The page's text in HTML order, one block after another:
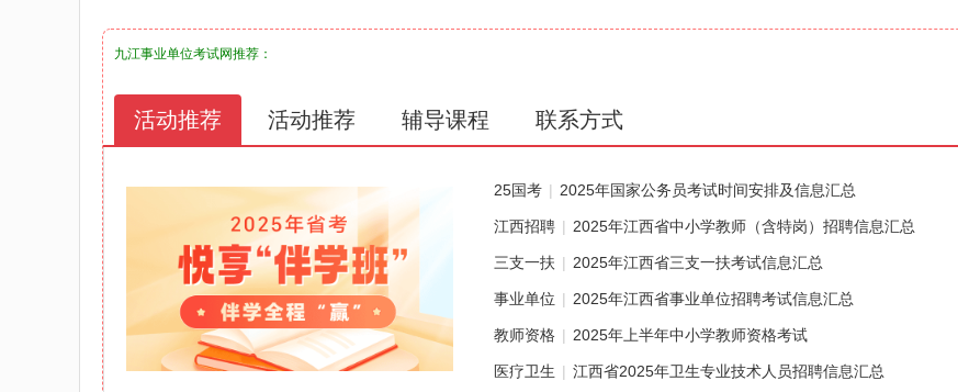
九江事业单位考试网推荐：
活动推荐 活动推荐 辅导课程 联系方式
25国考 | 2025年国家公务员考试时间安排及信息汇总
江西招聘 | 2025年江西省中小学教师（含特岗）招聘信息汇总
三支一扶 | 2025年江西省三支一扶考试信息汇总
事业单位 | 2025年江西省事业单位招聘考试信息汇总
教师资格 | 2025年上半年中小学教师资格考试
医疗卫生 | 江西省2025年卫生专业技术人员招聘信息汇总